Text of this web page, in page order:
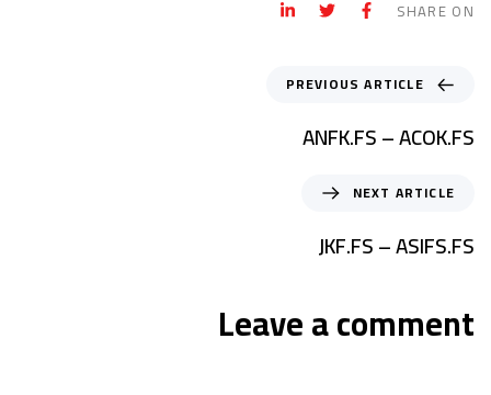
SHARE ON
PREVIOUS ARTICLE
ANFK.FS – ACOK.FS
NEXT ARTICLE
JKF.FS – ASIFS.FS
Leave a comment